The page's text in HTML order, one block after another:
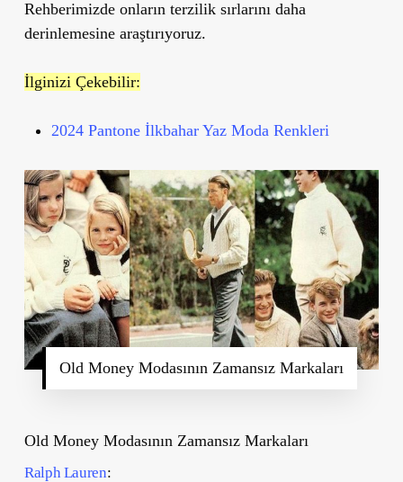
Rehberimizde onların terzilik sırlarını daha
derinlemesine araştırıyoruz.
İlginizi Çekebilir:
2024 Pantone İlkbahar Yaz Moda Renkleri
Old Money Modasının Zamansız Markaları
Old Money Modasının Zamansız Markaları
Ralph Lauren: